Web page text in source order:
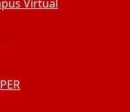
Virtual